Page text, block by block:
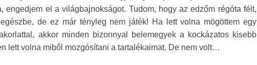
engedjem el a világbajnokságot. Tudom, hogy az edzőm régóta félt,
de ez már tényleg nem játék! Ha lett volna mögöttem egy
akkor minden bizonnyal belemegyek a kockázatos kisebb
lett volna miből mozgósítani a tartalékaimat. De nem volt…